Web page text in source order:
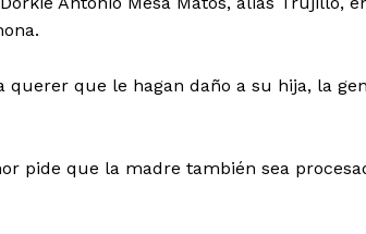
querer que le hagan daño a su hija, la
pide que la madre también sea